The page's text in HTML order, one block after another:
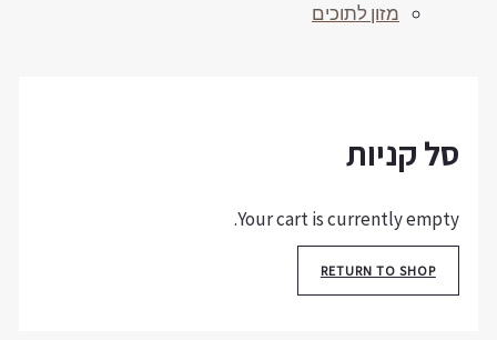
מזון לתוכים
סל קניות
Your cart is currently empty.
RETURN TO SHOP